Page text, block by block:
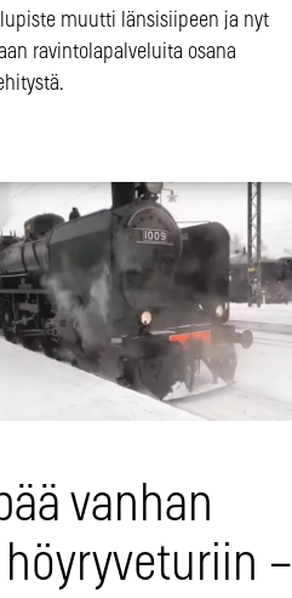
muutti länsisiipeen ja nyt
ravintolapalveluita osana
vanhan
–